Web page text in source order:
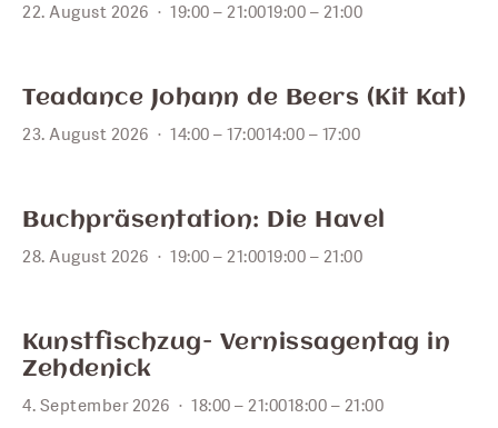
22. August 2026
19:00 – 21:0019:00 – 21:00
23
Teadance Johann de Beers (Kit Kat)
23. August 2026
14:00 – 17:0014:00 – 17:00
28
Buchpräsentation: Die Havel
28. August 2026
19:00 – 21:0019:00 – 21:00
4
Kunstfischzug- Vernissagentag in
Zehdenick
4. September 2026
18:00 – 21:0018:00 – 21:00